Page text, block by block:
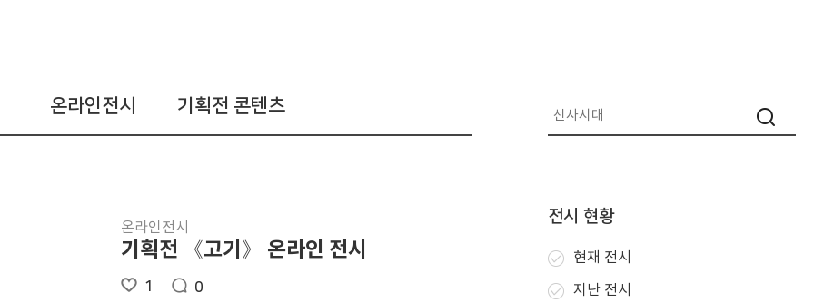
온라인전시 기획전 콘텐츠
온라인전시
기획전 《고기》 온라인 전시
1 0
전시 현황
현재 전시
지난 전시